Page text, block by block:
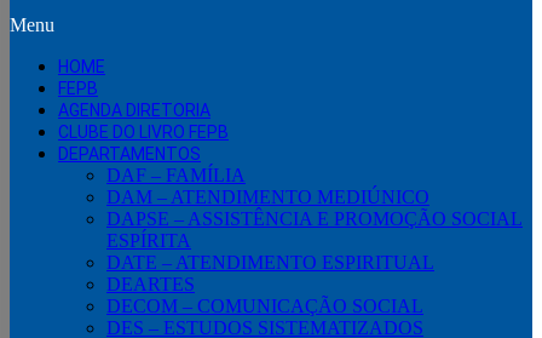
Menu
HOME
FEPB
AGENDA DIRETORIA
CLUBE DO LIVRO FEPB
DEPARTAMENTOS
DAF – FAMÍLIA
DAM – ATENDIMENTO MEDIÚNICO
DAPSE – ASSISTÊNCIA E PROMOÇÃO SOCIAL
ESPÍRITA
DATE – ATENDIMENTO ESPIRITUAL
DEARTES
DECOM – COMUNICAÇÃO SOCIAL
DES – ESTUDOS SISTEMATIZADOS